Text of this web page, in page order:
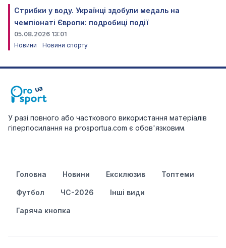
Стрибки у воду. Українці здобули медаль на
чемпіонаті Європи: подробиці події
05.08.2026 13:01
Новини
Новини спорту
У разі повного або часткового використання матеріалів
гіперпосилання на prosportua.com є обов'язковим.
Головна Новини Ексклюзив Топтеми
Футбол ЧС-2026 Інші види
Гаряча кнопка